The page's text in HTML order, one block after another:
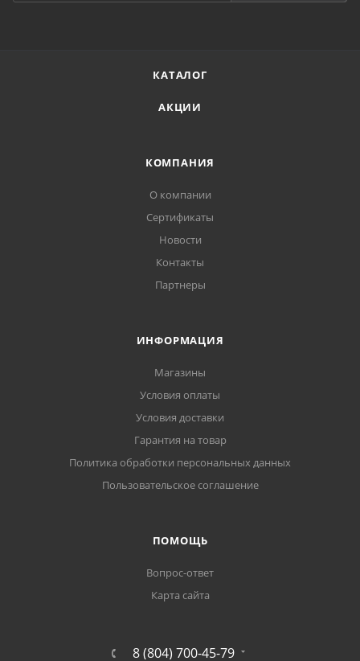
КАТАЛОГ
АКЦИИ
КОМПАНИЯ
О компании
Сертификаты
Новости
Контакты
Партнеры
ИНФОРМАЦИЯ
Магазины
Условия оплаты
Условия доставки
Гарантия на товар
Политика обработки персональных данных
Пользовательское соглашение
ПОМОЩЬ
Вопрос-ответ
Карта сайта
8 (804) 700-45-79